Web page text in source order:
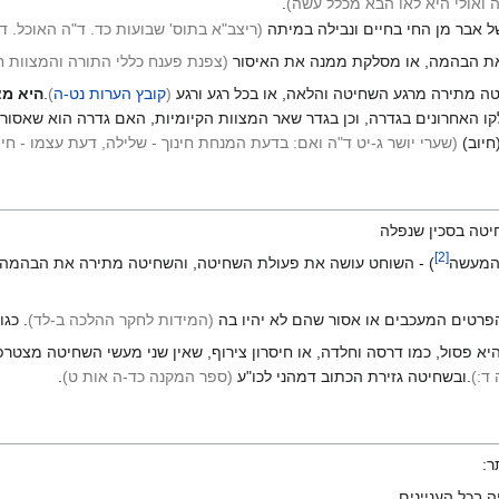
אבר מן החי בחיים ונבילה במיתה (ריצב"א בתוס' שבועות כד. ד"ה האוכל.
הבהמה, או מסלקת ממנה את האיסור (צפנת פענח כללי התורה
מתירה מרגע השחיטה והלאה, או בכל רגע ורגע (קובץ הערות נט-ה)
.היא
האחרונים בגדרה, וכן בגדר שאר המצוות הקיומיות, האם גדרה הוא
(שערי יושר ג-יט ד"ה ואם: בדעת המנחת חינוך - שלילה, דעת עצמו -
בסכין שנפלה
[
2
]) - השוחט עושה את פעולת השחיטה, והשחיטה מתירה את
המעכבים או אסור שהם לא יהיו בה (המידות לחקר ההלכה ב-לד)
.
פסול, כמו דרסה וחלדה, או חיסרון צירוף, שאין שני מעשי השחיטה
ד:).ובשחיטה גזירת הכתוב דמהני לכו"ע (ספר המקנה כד-ה אות ט)
.